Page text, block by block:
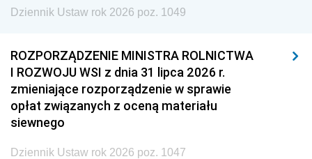
Dziennik Ustaw rok 2026 poz. 1049
ROZPORZĄDZENIE MINISTRA ROLNICTWA
I ROZWOJU WSI z dnia 31 lipca 2026 r.
zmieniające rozporządzenie w sprawie
opłat związanych z oceną materiału
siewnego
Dziennik Ustaw rok 2026 poz. 1047